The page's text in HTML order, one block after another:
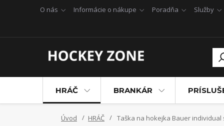
O nás Informácie o nákupe Poradňa Služby
HRÁČ BRANKÁR
Úvod HRÁČ Taška na hokejka Bauer individual